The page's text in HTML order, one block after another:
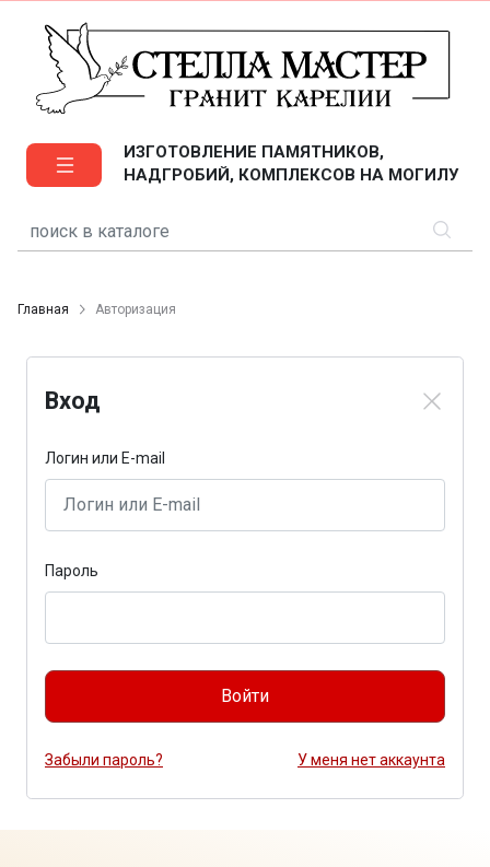
ИЗГОТОВЛЕНИЕ ПАМЯТНИКОВ,
НАДГРОБИЙ, КОМПЛЕКСОВ НА МОГИЛУ
Главная Авторизация
Вход
Логин или E-mail
Пароль
Войти
Забыли пароль? У меня нет аккаунта